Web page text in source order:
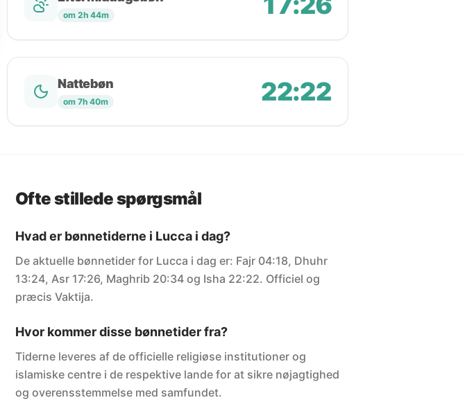
om 2h 44m
Nattebøn
om 7h 40m 22:22
Ofte stillede spørgsmål
Hvad er bønnetiderne i Lucca i dag?
De aktuelle bønnetider for Lucca i dag er: Fajr 04:18, Dhuhr
13:24, Asr 17:26, Maghrib 20:34 og Isha 22:22. Officiel og
præcis Vaktija.
Hvor kommer disse bønnetider fra?
Tiderne leveres af de officielle religiøse institutioner og
islamiske centre i de respektive lande for at sikre nøjagtighed
og overensstemmelse med samfundet.